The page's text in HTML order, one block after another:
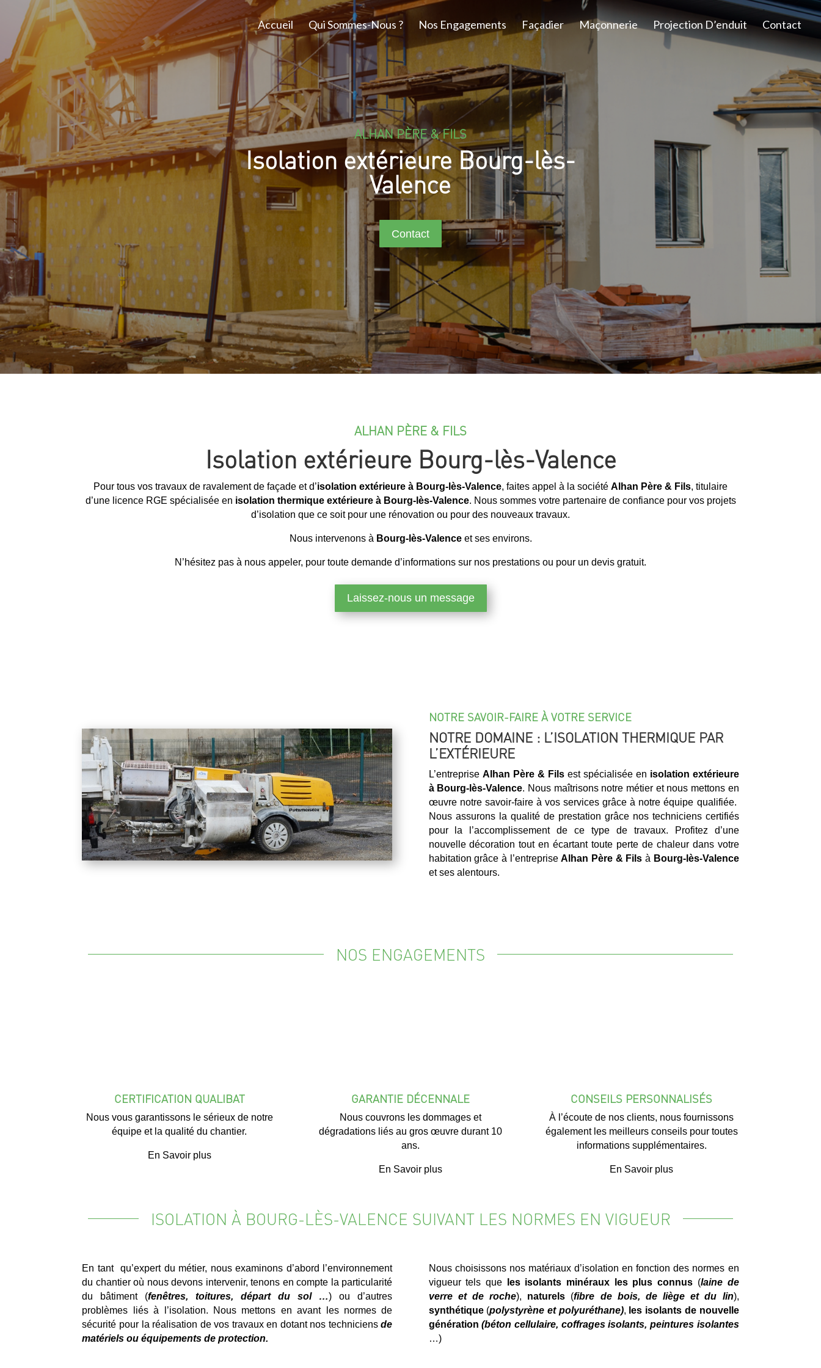
Accueil Qui Sommes-Nous ? Nos Engagements Façadier Maçonnerie Projection D’enduit Contact
ALHAN PÈRE & FILS
Isolation extérieure Bourg-lès-
Valence
Contact
ALHAN PÈRE & FILS
Isolation extérieure Bourg-lès-Valence
Pour tous vos travaux de ravalement de façade et d’isolation extérieure à Bourg-lès-Valence, faites appel à la société Alhan Père & Fils, titulaire
d’une licence RGE spécialisée en isolation thermique extérieure à Bourg-lès-Valence. Nous sommes votre partenaire de confiance pour vos projets
d’isolation que ce soit pour une rénovation ou pour des nouveaux travaux.
Nous intervenons à Bourg-lès-Valenceet ses environs.
N’hésitez pas à nous appeler, pour toute demande d’informations sur nos prestations ou pour un devis gratuit.
Laissez-nous un message
NOTRE SAVOIR-FAIRE À VOTRE SERVICE
NOTRE DOMAINE : L’ISOLATION THERMIQUE PAR
L’EXTÉRIEURE
L’entreprise Alhan Père & Filsest spécialisée en isolation extérieure
à Bourg-lès-Valence. Nous maîtrisons notre métier et nous mettons en
œuvre notre savoir-faire à vos services grâce à notre équipe qualifiée.
Nous assurons la qualité de prestation grâce nos techniciens certifiés
pour la l’accomplissement de ce type de travaux. Profitez d’une
nouvelle décoration tout en écartant toute perte de chaleur dans votre
habitation grâce à l’entrepriseAlhan Père & Fils à Bourg-lès-Valence
et ses alentours.
NOS ENGAGEMENTS
CERTIFICATION QUALIBAT
Nous vous garantissons le sérieux de notre
équipe et la qualité du chantier.
En Savoir plus
GARANTIE DÉCENNALE
Nous couvrons les dommages et
dégradations liés au gros œuvre durant 10
ans.
En Savoir plus
CONSEILS PERSONNALISÉS
À l’écoute de nos clients, nous fournissons
également les meilleurs conseils pour toutes
informations supplémentaires.
En Savoir plus
ISOLATION À BOURG-LÈS-VALENCE SUIVANT LES NORMES EN VIGUEUR
En tant qu’expert du métier, nous examinons d’abord l’environnement
du chantier où nous devons intervenir, tenons en compte la particularité
du bâtiment (fenêtres, toitures, départ du sol …) ou d’autres
problèmes liés à l’isolation. Nous mettons en avant les normes de
sécurité pour la réalisation de vos travaux en dotant nos techniciensde
matériels ou équipements de protection.
Nous choisissons nos matériaux d’isolation en fonction des normes en
vigueur tels queles isolants minéraux les plus connus (laine de
verre et de roche), naturels (fibre de bois, de liège et du lin),
synthétique(polystyrène et polyuréthane), les isolants de nouvelle
génération (béton cellulaire, coffrages isolants, peintures isolantes
…)